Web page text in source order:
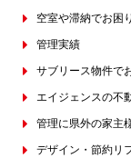
空室や滞納でお困
管理実績
サブリース物件で
エイジェンスの不
管理に県外の家主
デザイン・節約リ